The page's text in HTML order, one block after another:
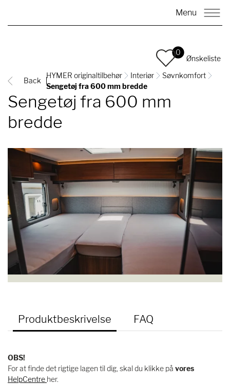
Menu
0
Ønskeliste
Back
HYMER originaltilbehør Interiør
Søvnkomfort
Sengetøj fra 600 mm bredde
Sengetøj fra 600 mm
bredde
Produktbeskrivelse FAQ
OBS!
For at finde det rigtige lagen til dig, skal du klikke på vores
HelpCentre her.